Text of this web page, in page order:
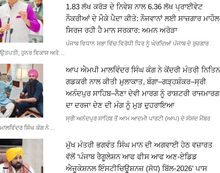
1.83 ਲੱਖ ਕਰੋੜ ਦੇ ਨਿਵੇਸ਼ ਨਾਲ 6.36 ਲੱਖ ਪ੍ਰਾਈਵੇਟ
ਨੌਕਰੀਆਂ ਦੇ ਮੌਕੇ ਪੈਦਾ ਕੀਤੇ: ਨੌਜਵਾਨਾਂ ਲਈ ਸਾਜ਼ਗਾਰ ਮਾਹੌਲ
ਸਿਰਜ ਰਹੀ ਹੈ ਮਾਨ ਸਰਕਾਰ: ਅਮਨ ਅਰੋੜਾ
ਪੰਜਾਬ ਵਿਧਾਨ ਸਭਾ ਵਿੱਚ ਵਿਰੋਧੀ ਧਿਰ ਨੂੰ ਘੇਰਦਿਆਂ ਪੰਜਾਬ ਦੇ ਰੁਜ਼ਗਾਰ
ਉਤਪਤੀ, ਹੁਨਰ ਵਿਕਾਸ ਅਤੇ…
ਆਪ ਐਮਪੀ ਮਾਲਵਿੰਦਰ ਸਿੰਘ ਕੰਗ ਨੇ ਕੇਂਦਰੀ ਮੰਤਰੀ ਨਿਤਿਨ
ਗਡਕਰੀ ਨਾਲ ਕੀਤੀ ਮੁਲਾਕਾਤ, ਬੰਗਾ–ਗੜ੍ਹਸ਼ੰਕਰ–ਸ੍ਰੀ
ਅਨੰਦਪੁਰ ਸਾਹਿਬ–ਨੈਣਾ ਦੇਵੀ ਮਾਰਗ ਨੂੰ ਰਾਸ਼ਟਰੀ ਰਾਜਮਾਰਗ
ਦਾ ਦਰਜਾ ਦੇਣ ਦੀ ਮੰਗ ਨੂੰ ਮੁੜ ਦੁਹਰਾਇਆ
ਸ੍ਰੀ ਅਨੰਦਪੁਰ ਸਾਹਿਬ ਤੋਂ ਆਮ ਆਦਮੀ ਪਾਰਟੀ (ਆਪ) ਦੇ ਸੰਸਦ ਮੈਂਬਰ
ਮਾਲਵਿੰਦਰ ਸਿੰਘ ਕੰਗ ਨੇ…
ਮੁੱਖ ਮੰਤਰੀ ਭਗਵੰਤ ਸਿੰਘ ਮਾਨ ਦੀ ਅਗਵਾਈ ਹੇਠ ਵਜ਼ਾਰਤ
ਵੱਲੋਂ ‘ਪੰਜਾਬ ਰੈਗੂਲੇਸ਼ਨ ਆਫ ਫੀਸ ਆਫ ਅਣ-ਏਡਿਡ
ਐਜੂਕੇਸ਼ਨਲ ਇੰਸਟੀਚਿਊਸ਼ਨਜ਼ (ਸੋਧ) ਬਿੱਲ-2026’ ਪਾਸ